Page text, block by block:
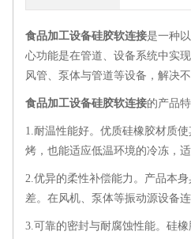
食品加工设备硅胶软连接是一种
心功能是在管道、设备系统中实
风管、泵体与管道等设备，解决
食品加工设备硅胶软连接的产品特
1.耐温性能好。优质硅橡胶材质
烤，也能适应低温环境的冷冻，
2.优异的柔性补偿能力。产品本
差。在风机、泵体等振动源设备
3.可靠的密封与耐腐蚀性能。硅